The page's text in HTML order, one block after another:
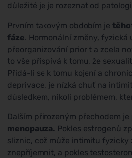
důležité je je rozeznat od
Prvním takovým obdobím je
fáze. Hormonální změny, fyzická
přeorganizování priorit a zcela
to vše přispívá k tomu, že
Přidá-li se k tomu kojení a
deprivace, je nízká chuť na
důsledkem, nikoli problémem,
Dalším přirozeným přechodem je
menopauza. Pokles estrogenů
sliznic, což může intimitu fyzicky
znepříjemnit, a pokles